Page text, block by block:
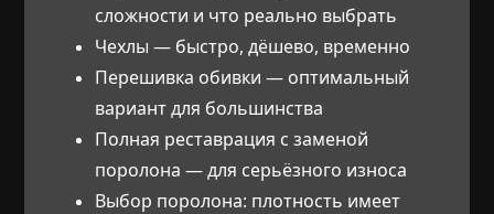
сложности и что реально выбрать
Чехлы — быстро, дёшево, временно
Перешивка обивки — оптимальный
вариант для большинства
Полная реставрация с заменой
поролона — для серьёзного износа
Выбор поролона: плотность имеет